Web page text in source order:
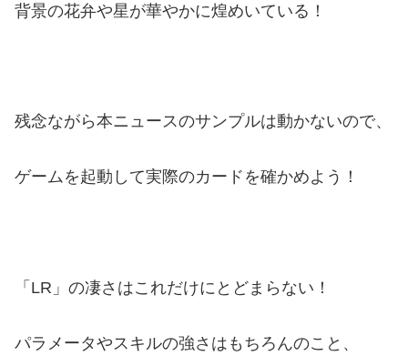
背景の花弁や星が華やかに煌めいている！
残念ながら本ニュースのサンプルは動かないので、
ゲームを起動して実際のカードを確かめよう！
「LR」の凄さはこれだけにとどまらない！
パラメータやスキルの強さはもちろんのこと、